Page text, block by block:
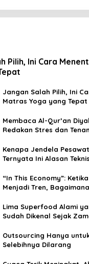
Pilih, Ini Cara
Jangan Salah Pilih, Ini
Matras Yoga yang Tepat
Membaca Al-Qur’an
Redakan Stres dan
Kenapa Jendela
Ternyata Ini Alasan
“In This Economy”:
Menjadi Tren,
Lima Superfood Alami
Sudah Dikenal Sejak
Outsourcing Hanya
Selebihnya Dilarang